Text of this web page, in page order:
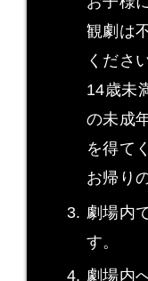
観劇は
くださ
14歳未
の未成
を得て
お帰り
劇場内
す。
劇場内